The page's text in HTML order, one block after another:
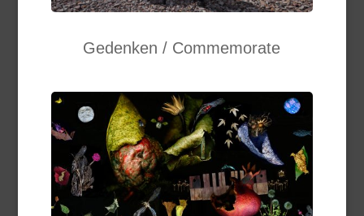
Gedenken / Commemorate